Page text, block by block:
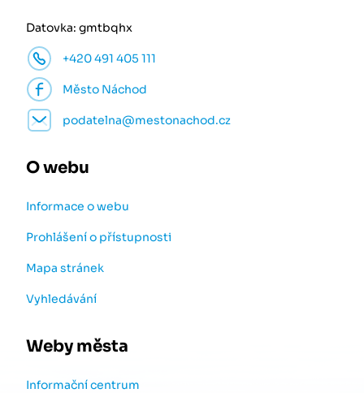
Datovka: gmtbqhx
+420 491 405 111
Město Náchod
podatelna@mestonachod.cz
O webu
Informace o webu
Prohlášení o přístupnosti
Mapa stránek
Vyhledávání
Weby města
Informační centrum